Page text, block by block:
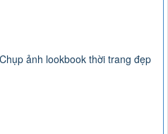
ảnh lookbook thời trang đẹp